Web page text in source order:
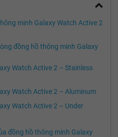
minh Galaxy Watch Active 2
đồng hồ thông minh Galaxy
Watch Active 2 – Stainless
Watch Active 2 – Aluminum
Watch Active 2 – Under
đồng hồ thông minh Galaxy